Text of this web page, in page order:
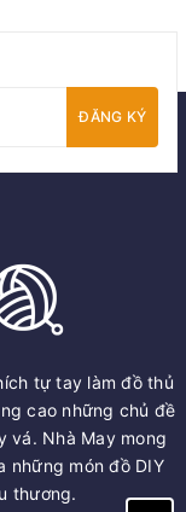
ĐĂNG KÝ
tự tay làm đồ thủ
cao những chủ đề
vá. Nhà May mong
những món đồ DIY
thương.